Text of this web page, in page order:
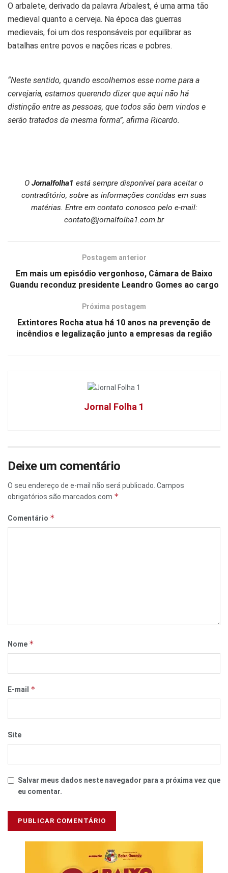
O arbalete, derivado da palavra Arbalest, é uma arma tão
medieval quanto a cerveja. Na época das guerras
medievais, foi um dos responsáveis por equilibrar as
batalhas entre povos e nações ricas e pobres.
“Neste sentido, quando escolhemos esse nome para a
cervejaria, estamos querendo dizer que aqui não há
distinção entre as pessoas, que todos são bem vindos e
serão tratados da mesma forma”, afirma Ricardo.
O Jornalfolha1 está sempre disponível para aceitar o
contraditório, sobre as informações contidas em suas
matérias. Entre em contato conosco pelo e-mail:
contato@jornalfolha1.com.br
Postagem anterior
Em mais um episódio vergonhoso, Câmara de Baixo
Guandu reconduz presidente Leandro Gomes ao cargo
Próxima postagem
Extintores Rocha atua há 10 anos na prevenção de
incêndios e legalização junto a empresas da região
Jornal Folha 1
Deixe um comentário
O seu endereço de e-mail não será publicado. Campos
obrigatórios são marcados com *
Comentário *
Nome *
E-mail *
Site
Salvar meus dados neste navegador para a próxima vez que
eu comentar.